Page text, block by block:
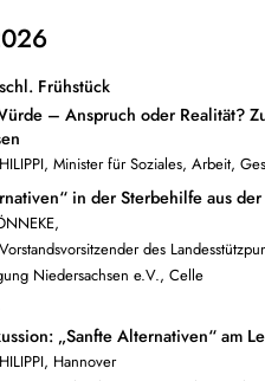
Frühstück
– Anspruch oder Realität?
Minister für Soziales, Arbeit,
in der Sterbehilfe aus
des
Niedersachsen e.V., Celle
„Sanfte Alternativen“ am
Hannover